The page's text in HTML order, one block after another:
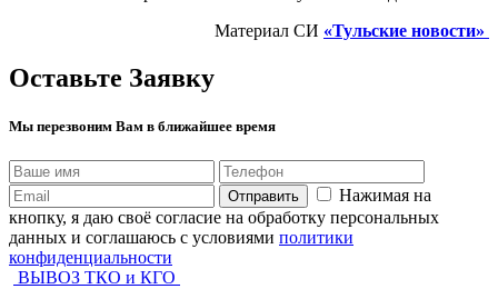
Материал СИ «Тульские новости»
Оставьте Заявку
Мы перезвоним Вам в ближайшее время
Отправить
Нажимая на
кнопку, я даю своё согласие на обработку персональных
данных и соглашаюсь с условиями политики
конфиденциальности
ВЫВОЗ ТКО и КГО